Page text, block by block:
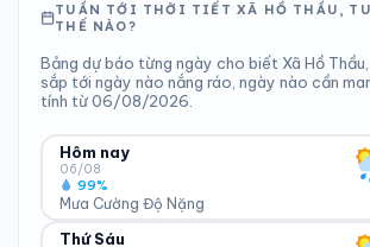
TUẦN TỚI THỜI TIẾT XÃ HỒ THẦU,
THẾ NÀO?
Bảng dự báo từng ngày cho biết Xã Hồ
sắp tới ngày nào nắng ráo, ngày nào cần
tính từ 06/08/2026.
Hôm nay
06/08
Mưa Cường Độ Nặng
99%
ĐỘ ẨM
Thứ Sáu